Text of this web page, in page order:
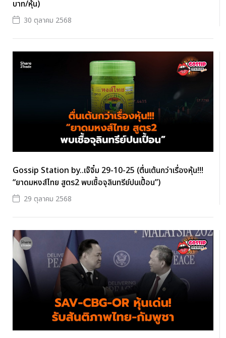
บาท/หุ้น)
30 ตุลาคม 2568
Gossip Station by..เจ๊จิ๋ม 29-10-25 (ตื่นเต้นกว่าเรื่องหุ้น!!!
“ยาดมหงส์ไทย สูตร2 พบเชื้อจุลินทรีย์ปนเปื้อน”)
29 ตุลาคม 2568